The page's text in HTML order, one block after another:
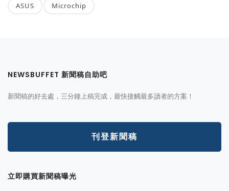
ASUS Microchip
NEWSBUFFET 新聞稿自助吧
新聞稿的好去處，三分鐘上稿完成，最快接觸最多讀者的方案！
刊登新聞稿
立即購買新聞稿曝光